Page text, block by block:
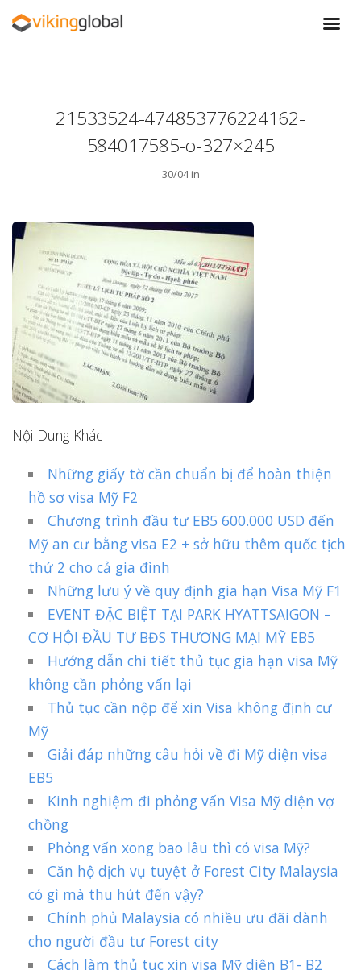
21533524-474853776224162-
584017585-o-327×245
30/04 in
Nội Dung Khác
Những giấy tờ cần chuẩn bị để hoàn thiện
hồ sơ visa Mỹ F2
Chương trình đầu tư EB5 600.000 USD đến
Mỹ an cư bằng visa E2 + sở hữu thêm quốc tịch
thứ 2 cho cả gia đình
Những lưu ý về quy định gia hạn Visa Mỹ F1
EVENT ĐẶC BIỆT TẠI PARK HYATTSAIGON –
CƠ HỘI ĐẦU TƯ BĐS THƯƠNG MẠI MỸ EB5
Hướng dẫn chi tiết thủ tục gia hạn visa Mỹ
không cần phỏng vấn lại
Thủ tục cần nộp để xin Visa không định cư
Mỹ
Giải đáp những câu hỏi về đi Mỹ diện visa
EB5
Kinh nghiệm đi phỏng vấn Visa Mỹ diện vợ
chồng
Phỏng vấn xong bao lâu thì có visa Mỹ?
Căn hộ dịch vụ tuyệt ở Forest City Malaysia
có gì mà thu hút đến vậy?
Chính phủ Malaysia có nhiều ưu đãi dành
cho người đầu tư Forest city
Cách làm thủ tục xin visa Mỹ diện B1- B2